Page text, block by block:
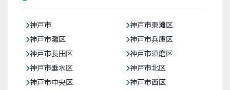
神戸市
神戸市東灘区
神戸市灘区
神戸市兵庫区
神戸市長田区
神戸市須磨区
神戸市垂水区
神戸市北区
神戸市中央区
神戸市西区